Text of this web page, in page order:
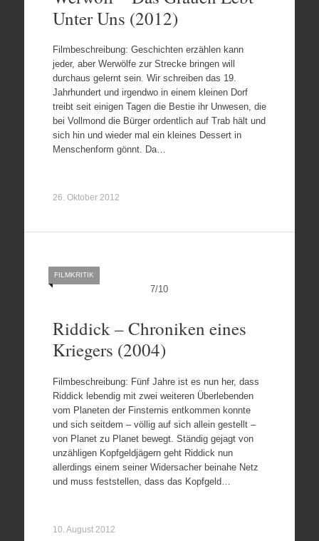
Unter Uns (2012)
Filmbeschreibung: Geschichten erzählen kann
jeder, aber Werwölfe zur Strecke bringen will
durchaus gelernt sein. Wir schreiben das 19.
Jahrhundert und irgendwo in einem kleinen Dorf
treibt seit einigen Tagen die Bestie ihr Unwesen, die
bei Vollmond die Bürger ordentlich auf Trab hält und
sich hin und wieder mal ein kleines Dessert in
Menschenform gönnt. Da…
26. Oktober 2012
7/10
FILMKRITIK
Riddick – Chroniken eines
Kriegers (2004)
Filmbeschreibung: Fünf Jahre ist es nun her, dass
Riddick lebendig mit zwei weiteren Überlebenden
vom Planeten der Finsternis entkommen konnte
und sich seitdem – völlig auf sich allein gestellt –
von Planet zu Planet bewegt. Ständig gejagt von
unzähligen Kopfgeldjägern geht Riddick nun
allerdings einem seiner Widersacher beinahe Netz
und muss feststellen, dass das Kopfgeld…
10. August 2012